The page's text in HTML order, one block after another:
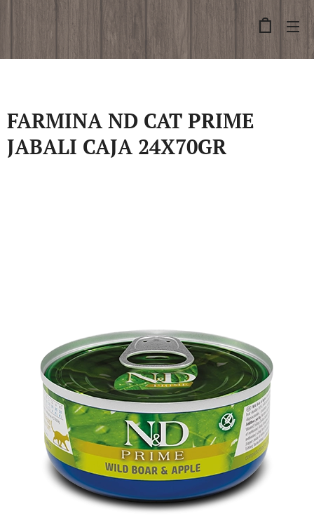
FARMINA ND CAT PRIME
JABALI CAJA 24X70GR